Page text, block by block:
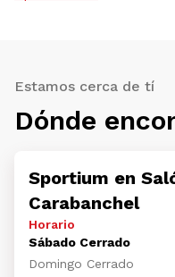
Estamos cerca de tí
Dónde
Sportium en
Carabanchel
Horario
Sábado Cerrado
Domingo Cerrado